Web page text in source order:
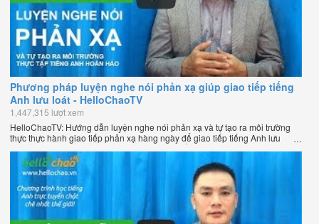
Phương pháp luyện nghe nói phản xạ giúp giao tiếp tiếng
Anh lưu loát - HelloChaoTV
1,447,315 lượt xem
HelloChaoTV: Hướng dẫn luyện nghe nói phản xạ và tự tạo ra môi trường
thực thực hành giao tiếp phản xạ hàng ngày để giao tiếp tiếng Anh lưu
loát như người bản xứ của thầy Phạm Việt Thắng - đồng sáng lập
HelloChao.vn - Chương trình dạy tiếng Anh trực tuyến chặt chẽ nhất thế
giới.